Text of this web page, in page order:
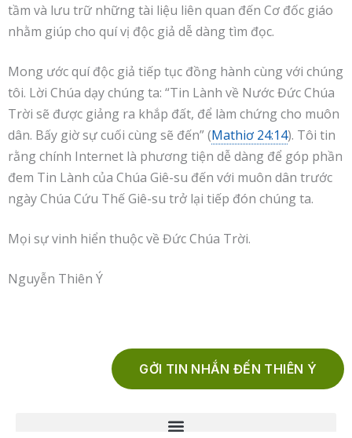
tầm và lưu trữ những tài liệu liên quan đến Cơ đốc giáo
nhằm giúp cho quí vị độc giả dễ dàng tìm đọc.
Mong ước quí độc giả tiếp tục đồng hành cùng với chúng
tôi. Lời Chúa dạy chúng ta: “Tin Lành về Nước Đức Chúa
Trời sẽ được giảng ra khắp đất, để làm chứng cho muôn
dân. Bấy giờ sự cuối cùng sẽ đến” (Mathiơ 24:14). Tôi tin
rằng chính Internet là phương tiện dễ dàng để góp phần
đem Tin Lành của Chúa Giê-su đến với muôn dân trước
ngày Chúa Cứu Thế Giê-su trở lại tiếp đón chúng ta.
Mọi sự vinh hiển thuộc về Đức Chúa Trời.
Nguyễn Thiên Ý
GỞI TIN NHẮN ĐẾN THIÊN Ý